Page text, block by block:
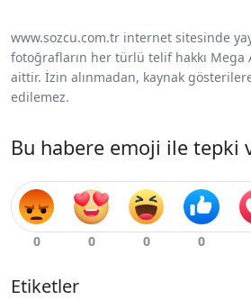
www.sozcu.com.tr internet sitesinde
fotoğrafların her türlü telif hakkı Mega
aittir. İzin alınmadan, kaynak
edilemez.
Bu habere emoji ile tepki
Etiketler